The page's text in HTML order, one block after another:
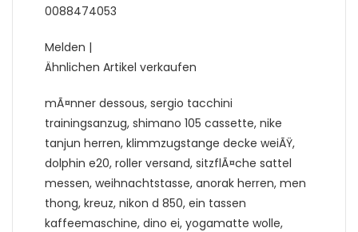
0088474053
Melden |
Ähnlichen Artikel verkaufen
mÃ¤nner dessous, sergio tacchini
trainingsanzug, shimano 105 cassette, nike
tanjun herren, klimmzugstange decke weiÃŸ,
dolphin e20, roller versand, sitzflÃ¤che sattel
messen, weihnachtstasse, anorak herren, men
thong, kreuz, nikon d 850, ein tassen
kaffeemaschine, dino ei, yogamatte wolle,